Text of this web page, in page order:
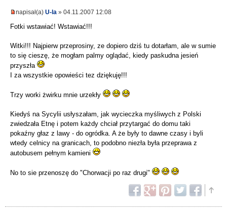
napisał(a) U-la » 04.11.2007 12:08
Fotki wstawiać! Wstawiać!!!
Witki!!! Najpierw przeprosiny, ze dopiero dziś tu dotarłam, ale w sumie
to się cieszę, że mogłam palmy oglądać, kiedy paskudna jesień
przyszła
I za wszystkie opowieści tez dziękuję!!!
Trzy worki żwirku mnie urzekły
Kiedyś na Sycylii usłyszałam, jak wycieczka myśliwych z Polski
zwiedzała Etnę i potem każdy chciał przytargać do domu taki
pokaźny głaz z lawy - do ogródka. A że były to dawne czasy i byli
wtedy celnicy na granicach, to podobno niezła była przeprawa z
autobusem pełnym kamieni
No to sie przenoszę do "Chorwacji po raz drugi"